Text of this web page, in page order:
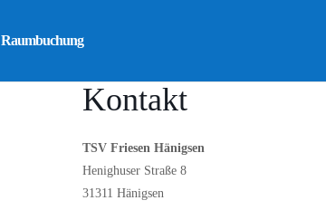
Raumbuchung
Kontakt
TSV Friesen Hänigsen
Henighuser Straße 8
31311 Hänigsen